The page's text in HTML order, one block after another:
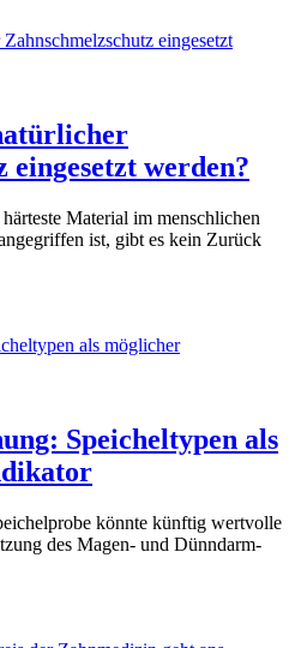
eingesetzt werden?
Material im menschlichen
ist, gibt es kein Zurück
Speicheltypen als
könnte künftig wertvolle
des Magen- und Dünndarm-